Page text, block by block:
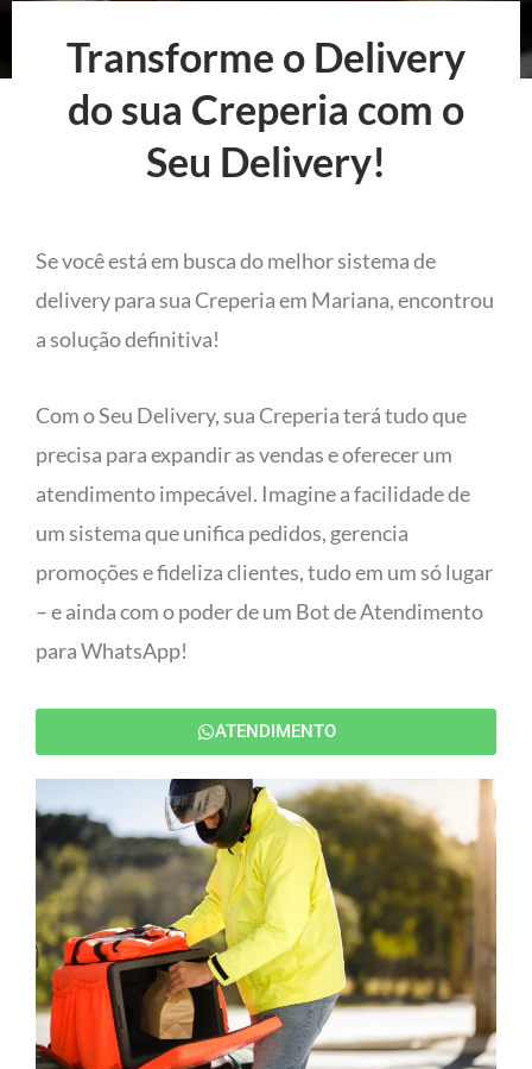
Transforme o Delivery
do sua Creperia com o
Seu Delivery!
Se você está em busca do melhor sistema de
delivery para sua Creperia em Mariana, encontrou
a solução definitiva!
Com o Seu Delivery, sua Creperia terá tudo que
precisa para expandir as vendas e oferecer um
atendimento impecável. Imagine a facilidade de
um sistema que unifica pedidos, gerencia
promoções e fideliza clientes, tudo em um só lugar
– e ainda com o poder de um Bot de Atendimento
para WhatsApp!
ATENDIMENTO